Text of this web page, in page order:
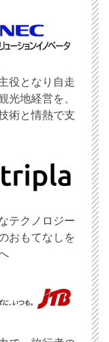
役となり自走
光地経営を、
術と情熱で支
テクノロジー
おもてなしを